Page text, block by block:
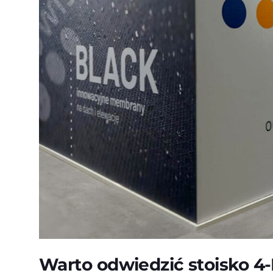
Warto odwiedzić stoisko 4-